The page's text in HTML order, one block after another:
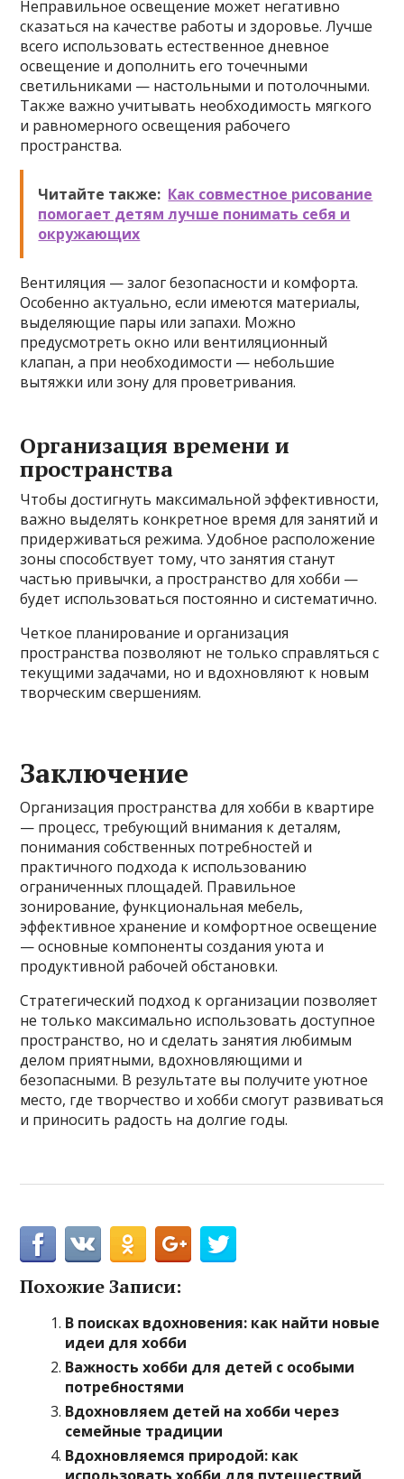
Неправильное освещение может негативно
сказаться на качестве работы и здоровье. Лучше
всего использовать естественное дневное
освещение и дополнить его точечными
светильниками — настольными и потолочными.
Также важно учитывать необходимость мягкого
и равномерного освещения рабочего
пространства.
Читайте также: Как совместное рисование
помогает детям лучше понимать себя и
окружающих
Вентиляция — залог безопасности и комфорта.
Особенно актуально, если имеются материалы,
выделяющие пары или запахи. Можно
предусмотреть окно или вентиляционный
клапан, а при необходимости — небольшие
вытяжки или зону для проветривания.
Организация времени и
пространства
Чтобы достигнуть максимальной эффективности,
важно выделять конкретное время для занятий и
придерживаться режима. Удобное расположение
зоны способствует тому, что занятия станут
частью привычки, а пространство для хобби —
будет использоваться постоянно и систематично.
Четкое планирование и организация
пространства позволяют не только справляться с
текущими задачами, но и вдохновляют к новым
творческим свершениям.
Заключение
Организация пространства для хобби в квартире
— процесс, требующий внимания к деталям,
понимания собственных потребностей и
практичного подхода к использованию
ограниченных площадей. Правильное
зонирование, функциональная мебель,
эффективное хранение и комфортное освещение
— основные компоненты создания уюта и
продуктивной рабочей обстановки.
Стратегический подход к организации позволяет
не только максимально использовать доступное
пространство, но и сделать занятия любимым
делом приятными, вдохновляющими и
безопасными. В результате вы получите уютное
место, где творчество и хобби смогут развиваться
и приносить радость на долгие годы.
Похожие Записи:
В поисках вдохновения: как найти новые
идеи для хобби
Важность хобби для детей с особыми
потребностями
Вдохновляем детей на хобби через
семейные традиции
Вдохновляемся природой: как